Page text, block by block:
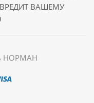
ВАШЕМУ
НОРМАН